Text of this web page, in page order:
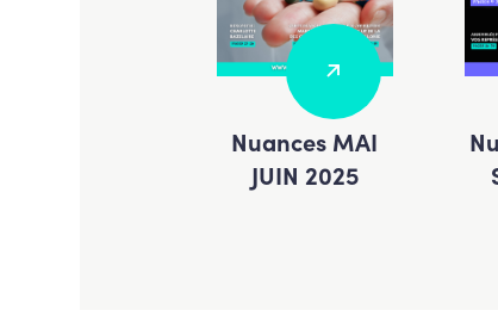
Nuances MAI
JUIN 2025